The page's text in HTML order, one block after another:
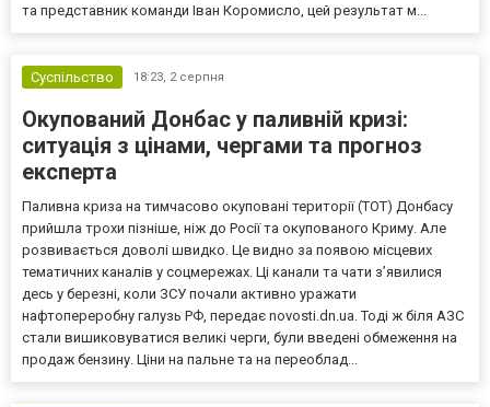
та представник команди Іван Коромисло, цей результат м...
Суспільство 18:23, 2 серпня
Окупований Донбас у паливній кризі:
ситуація з цінами, чергами та прогноз
експерта
Паливна криза на тимчасово окуповані території (ТОТ) Донбасу
прийшла трохи пізніше, ніж до Росії та окупованого Криму. Але
розвивається доволі швидко. Це видно за появою місцевих
тематичних каналів у соцмережах. Ці канали та чати з’явилися
десь у березні, коли ЗСУ почали активно уражати
нафтопереробну галузь РФ, передає novosti.dn.ua. Тоді ж біля АЗС
стали вишиковуватися великі черги, були введені обмеження на
продаж бензину. Ціни на пальне та на переоблад...